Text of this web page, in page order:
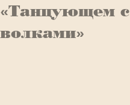
«Танцующем с
волками»